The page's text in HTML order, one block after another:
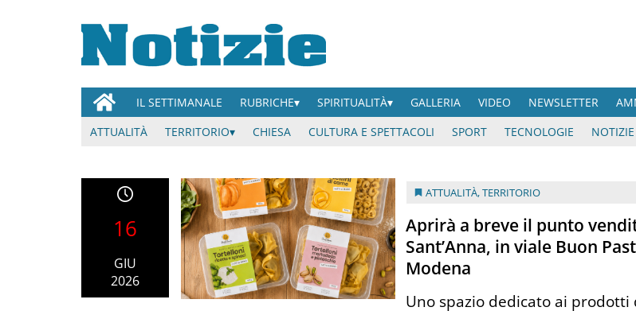
IL SETTIMANALE RUBRICHE SPIRITUALITÀ GALLERIA VIDEO NEWSLETTER
ATTUALITÀ
TERRITORIO CHIESA CULTURA E SPETTACOLI SPORT TECNOLOGIE
16
GIU
2026
ATTUALITÀ,TERRITORIO
Aprirà a breve il punto
Sant’Anna, in viale Buon
Modena
Uno spazio dedicato ai prodotti